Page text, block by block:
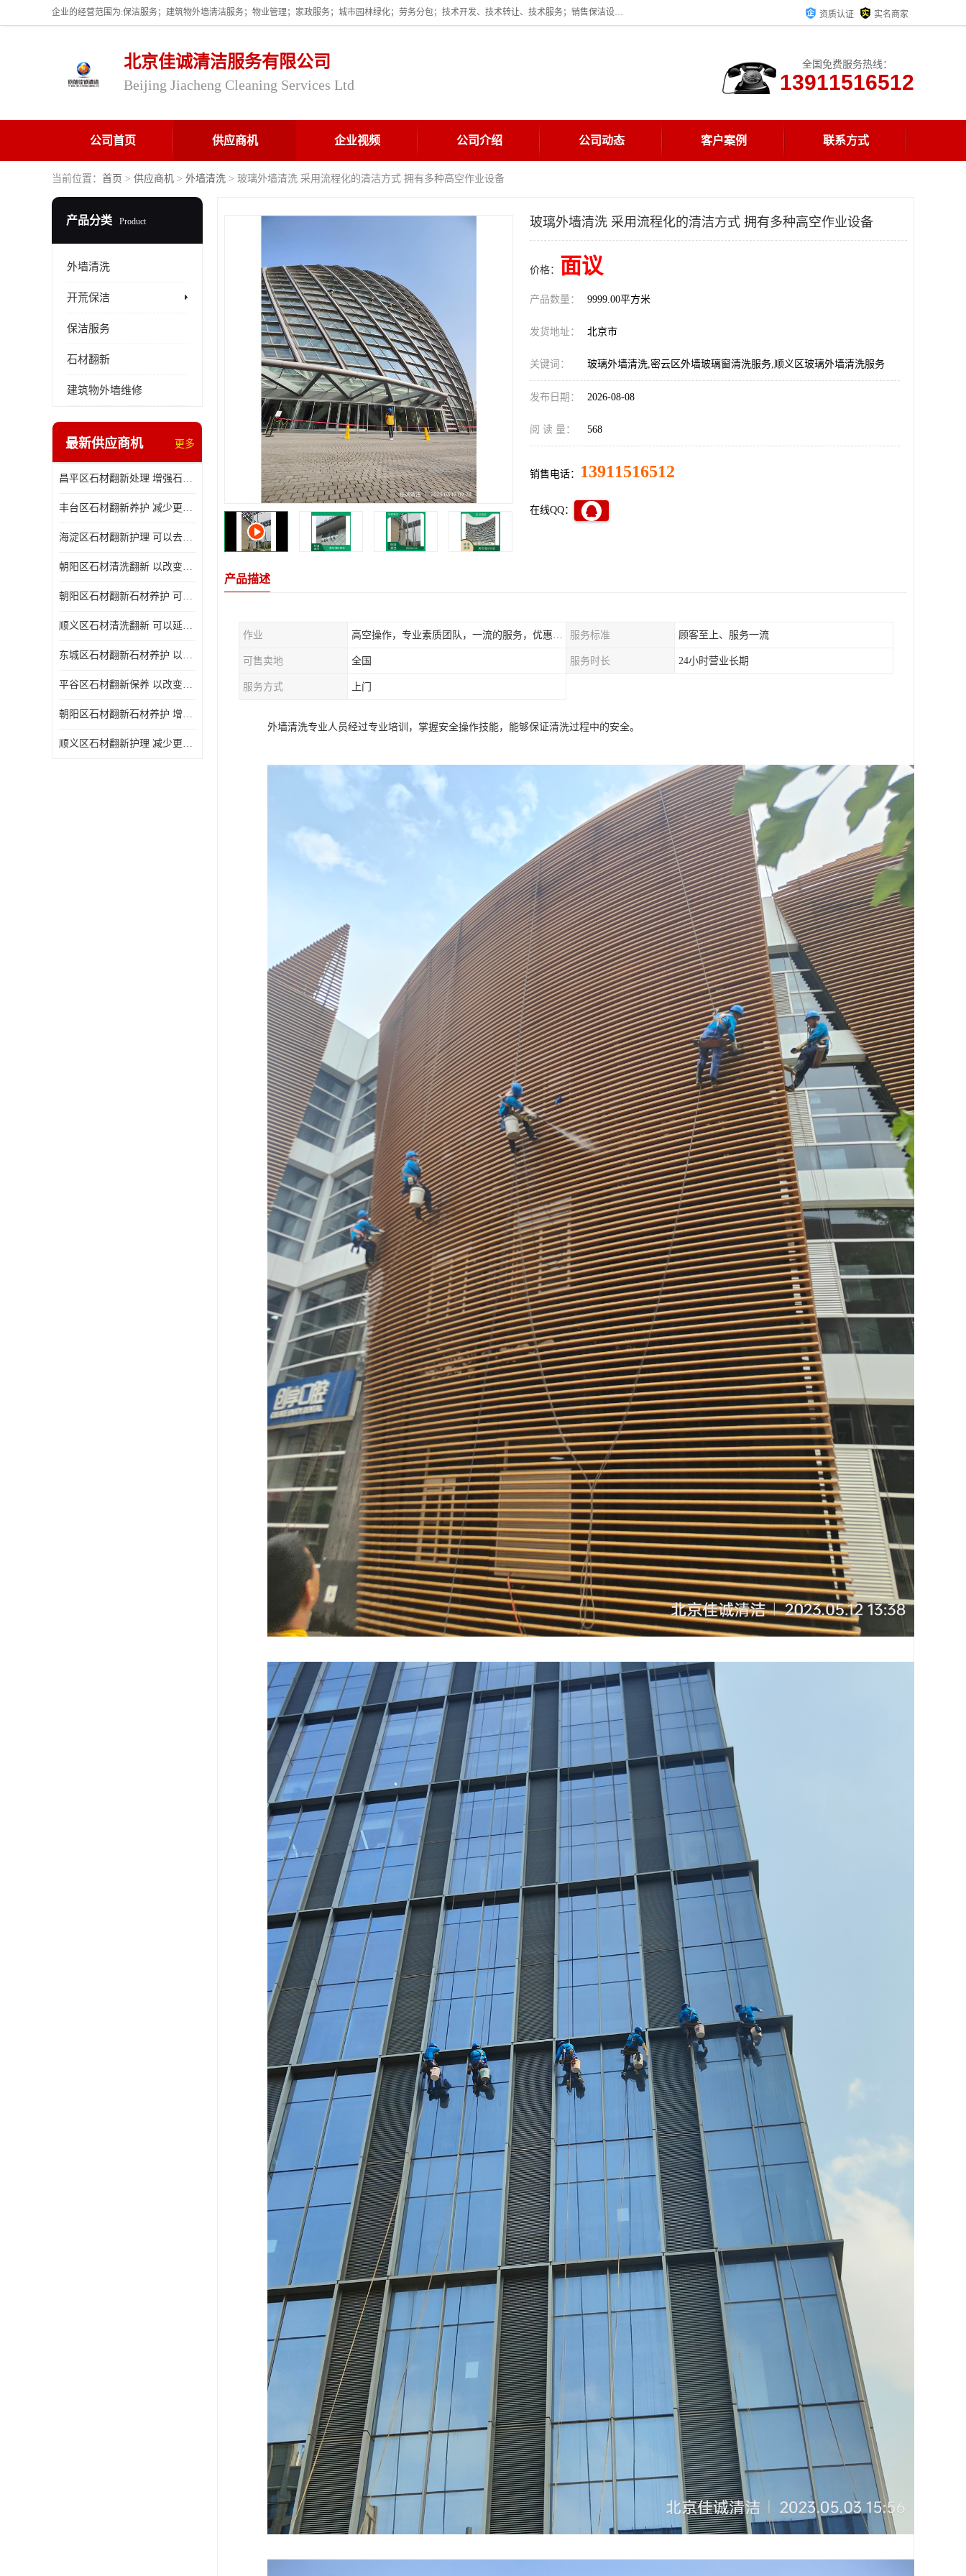
企业的经营范围为:保洁服务；建筑物外墙清洁服务；物业管理；家政服务；城市园林绿化；劳务分包；技术开发、技术转让、技术服务；销售保洁设备、卫生用品、化工产品（不含危险化学品及一类易制毒化学品）、日用品、办公设备、建筑材料、装饰材料；图文设计；清洁服务（不含餐具消毒）；中央空调维修；工程设计；施工总承包；专业承包。 资质认证 实名商家
北京佳诚清洁服务有限公司
Beijing Jiacheng Cleaning Services Ltd
全国免费服务热线：
13911516512
公司首页 供应商机 企业视频 公司介绍 公司动态 客户案例 联系方式
当前位置： 首页 > 供应商机 > 外墙清洗 > 玻璃外墙清洗 采用流程化的清洁方式 拥有多种高空作业设备
产品分类 Product
外墙清洗
开荒保洁
保洁服务
石材翻新
建筑物外墙维修
最新供应商机 更多
昌平区石材翻新处理 增强石材的强度和耐久性
丰台区石材翻新养护 减少更换石材的成本和时间
海淀区石材翻新护理 可以去除石材表面的污渍
朝阳区石材清洗翻新 以改变石材的色调和纹理
朝阳区石材翻新石材养护 可以去除石材表面的污渍
顺义区石材清洗翻新 可以延长石材的使用寿命
东城区石材翻新石材养护 以改变石材的色调和纹理
平谷区石材翻新保养 以改变石材的色调和纹理
朝阳区石材翻新石材养护 增强石材的强度和耐久性
顺义区石材翻新护理 减少更换石材的成本和时间
玻璃外墙清洗 采用流程化的清洁方式 拥有多种高空作业设备
价格： 面议
产品数量： 9999.00平方米
发货地址： 北京市
关键词： 玻璃外墙清洗,密云区外墙玻璃窗清洗服务,顺义区玻璃外墙清洗服务
发布日期： 2026-08-08
阅 读 量： 568
销售电话： 13911516512
在线QQ：
产品描述
作业 高空操作，专业素质团队，一流的服务，优惠的价格 服务标准 顾客至上、服务一流
可售卖地 全国 服务时长 24小时营业长期
服务方式 上门
外墙清洗专业人员经过专业培训，掌握安全操作技能，能够保证清洗过程中的安全。